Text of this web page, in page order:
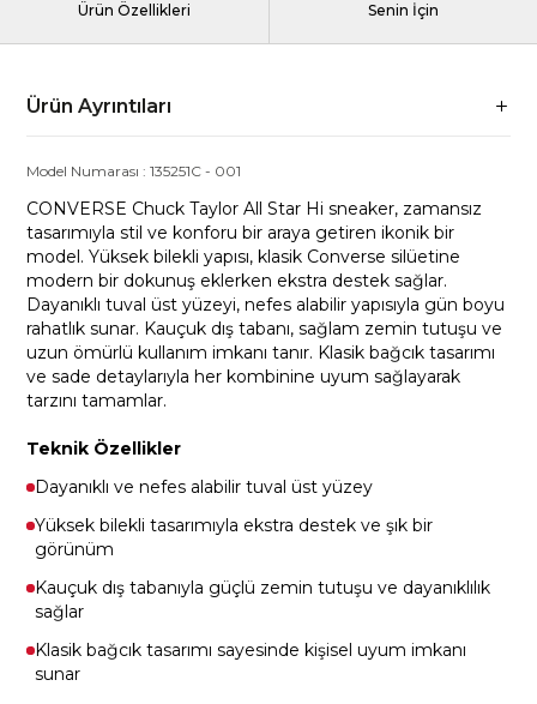
Ürün Özellikleri Senin İçin
Ürün Ayrıntıları
Model Numarası :135251C - 001
CONVERSE Chuck Taylor All Star Hi sneaker, zamansız
tasarımıyla stil ve konforu bir araya getiren ikonik bir
model. Yüksek bilekli yapısı, klasik Converse silüetine
modern bir dokunuş eklerken ekstra destek sağlar.
Dayanıklı tuval üst yüzeyi, nefes alabilir yapısıyla gün boyu
rahatlık sunar. Kauçuk dış tabanı, sağlam zemin tutuşu ve
uzun ömürlü kullanım imkanı tanır. Klasik bağcık tasarımı
ve sade detaylarıyla her kombinine uyum sağlayarak
tarzını tamamlar.
Teknik Özellikler
Dayanıklı ve nefes alabilir tuval üst yüzey
Yüksek bilekli tasarımıyla ekstra destek ve şık bir
görünüm
Kauçuk dış tabanıyla güçlü zemin tutuşu ve dayanıklılık
sağlar
Klasik bağcık tasarımı sayesinde kişisel uyum imkanı
sunar